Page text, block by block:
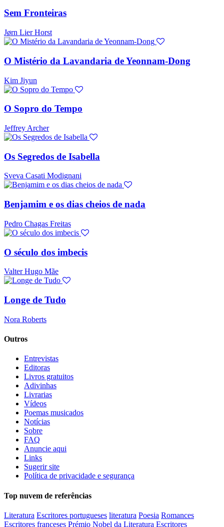
Sem Fronteiras
Jørn Lier Horst
O Mistério da Lavandaria de Yeonnam-Dong
Kim Jiyun
O Sopro do Tempo
Jeffrey Archer
Os Segredos de Isabella
Sveva Casati Modignani
Benjamim e os dias cheios de nada
Pedro Chagas Freitas
O século dos imbecis
Valter Hugo Mãe
Longe de Tudo
Nora Roberts
Outros
Entrevistas
Editoras
Livros gratuitos
Adivinhas
Livrarias
Vídeos
Poemas musicados
Notícias
Sobre
FAQ
Anuncie aqui
Links
Sugerir site
Política de privacidade e segurança
Top nuvem de referências
Literatura Escritores portugueses literatura Poesia Romances
Escritores franceses Prémio Nobel da Literatura Escritores